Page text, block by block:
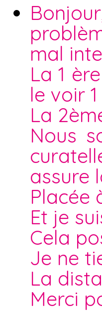
mal
La 1
le voir
La
Nous
assure
Placée
Et je
Cela
Je ne
La
Merci